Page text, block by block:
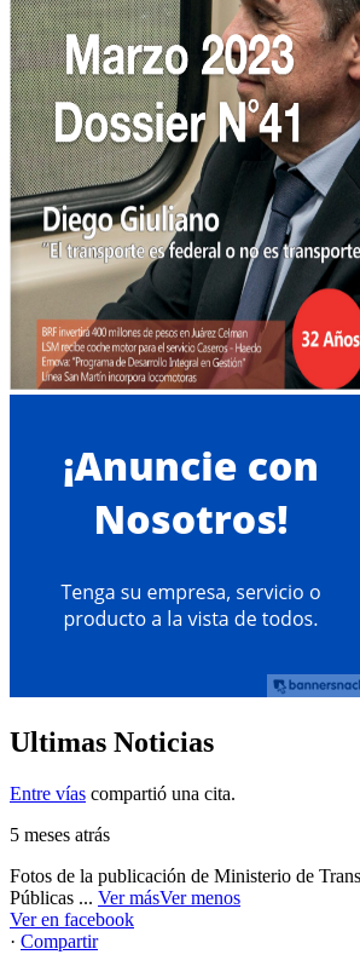
Ultimas Noticias
Entre vías compartió una cita.
5 meses atrás
Fotos de la publicación de Ministerio de
Públicas ... Ver másVer menos
Ver en facebook
· Compartir